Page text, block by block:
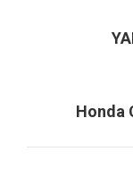
Honda